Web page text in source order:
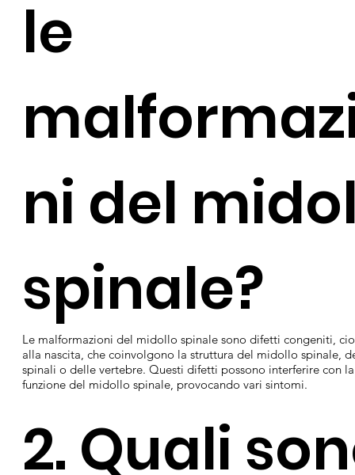
le
ni del
spinale?
Le malformazioni del midollo spinale sono difetti congeniti,
alla nascita, che coinvolgono la struttura del midollo spinale,
spinali o delle vertebre. Questi difetti possono interferire con
funzione del midollo spinale, provocando vari sintomi.
2. Quali